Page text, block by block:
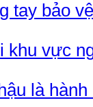
tay bảo
khu vực
là hành